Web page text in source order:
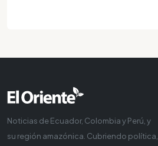
Noticias de Ecuador, Colombia y Perú, y
su región amazónica. Cubriendo política,